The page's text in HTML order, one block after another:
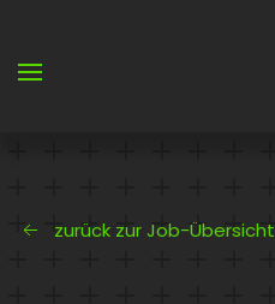
zurück zur Job-Übersicht